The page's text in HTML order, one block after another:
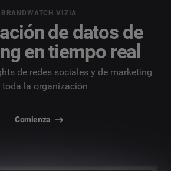
BRANDWATCH VIZIA
de datos de
en tiempo real
de redes sociales y de marketing
toda la organización
Comienza